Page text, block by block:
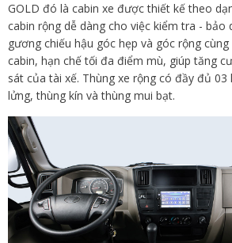
GOLD đó là cabin xe được thiết kế theo
cabin rộng dễ dàng cho việc kiểm tra -
gương chiếu hậu góc hẹp và góc rộng
cabin, hạn chế tối đa điểm mù, giúp tăng
sát của tài xế. Thùng xe rộng có đầy đủ 03
lửng, thùng kín và thùng mui bạt.